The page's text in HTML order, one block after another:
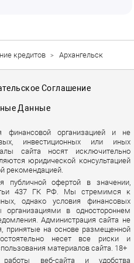
кредитов Архангельск
Соглашение
Данные
финансовой организацией и не
инвестиционных или иных
сайта носят исключительно
юридической консультацией
рекомендацией.
публичной офертой в значении,
437 ГК РФ. Мы стремимся к
однако условия финансовых
в одностороннем
Администрация сайта не
принятые на основе размещенной
несет все риски и
материалов сайта. 18+
веб-сайта и удобства